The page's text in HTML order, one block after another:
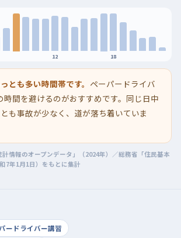
12 18
とも多い時間帯です。 ペーパードライバ
時間を避けるのがおすすめです。同じ日中
も事故が少なく、道が落ち着いていま
情報のオープンデータ」（2024年）／総務省「住民基本
7年1月1日）をもとに集計
ードライバー講習